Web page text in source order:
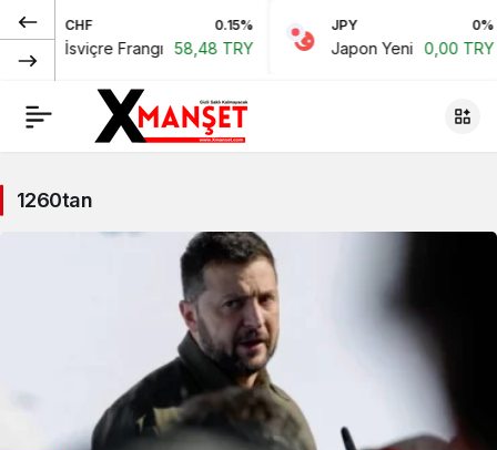
CHF 0.15%
İsviçre Frangı 58,48 TRY
JPY 0%
Japon Yeni 0,00 TRY
1260tan